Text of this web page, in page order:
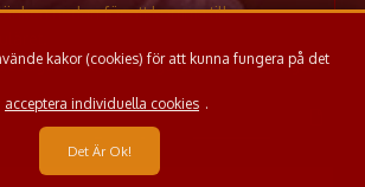
nedan för att komma till
varje deltagare behöver en egen
Till fakturabetalning
kakor (cookies) för att kunna fungera på det
acceptera individuella cookies .
Det Är Ok!